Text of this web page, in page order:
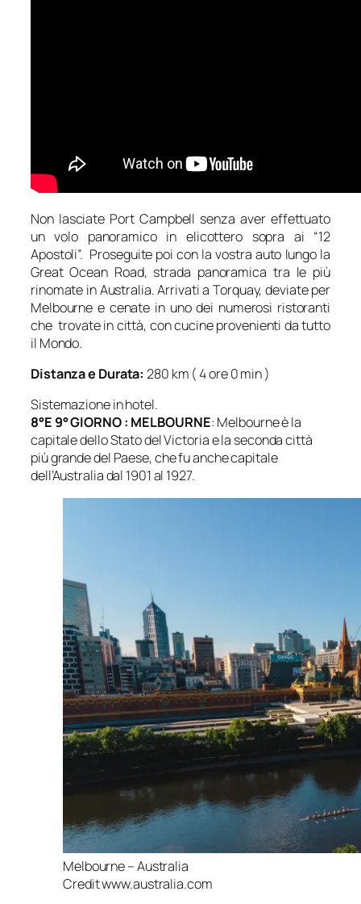
Non lasciate Port Campbell senza aver effettuato
un volo panoramico in elicottero sopra ai “12
Apostoli”. Proseguite poi con la vostra auto lungo la
Great Ocean Road, strada panoramica tra le più
rinomate in Australia. Arrivati a Torquay, deviate per
Melbourne e cenate in uno dei numerosi ristoranti
che trovate in città, con cucine provenienti da tutto
il Mondo.
Distanza e Durata: 280 km ( 4 ore 0 min )
Sistemazione in hotel.
8°E 9° GIORNO : MELBOURNE: Melbourne è la
capitale dello Stato del Victoria e la seconda città
più grande del Paese, che fu anche capitale
dell’Australia dal 1901 al 1927.
Melbourne – Australia
Credit www.australia.com